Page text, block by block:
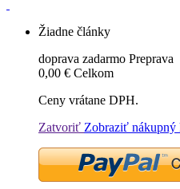
Žiadne články
doprava zadarmo Preprava
0,00 € Celkom
Ceny vrátane DPH.
Zatvoriť Zobraziť nákupný